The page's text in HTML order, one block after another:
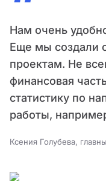
Нам очень
Еще мы создали
проектам. Не
финансовая
статистику по
работы,
Ксения Голубева,